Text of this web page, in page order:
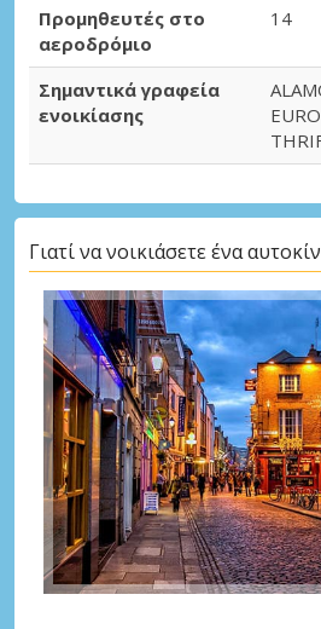
Προμηθευτές στο
αεροδρόμιο
14
Σημαντικά γραφεία
ενοικίασης
Γιατί να νοικιάσετε ένα